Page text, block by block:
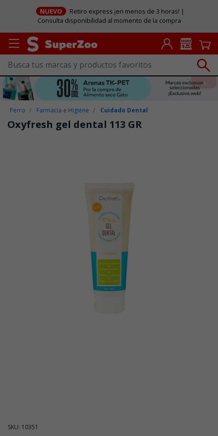
NUEVO
Retiro express ¡en menos de 3 horas! |
Consulta disponibilidad al momento de la compra
Perro Farmacia e Higiene Cuidado Dental
Oxyfresh gel dental 113 GR
SKU: 10351